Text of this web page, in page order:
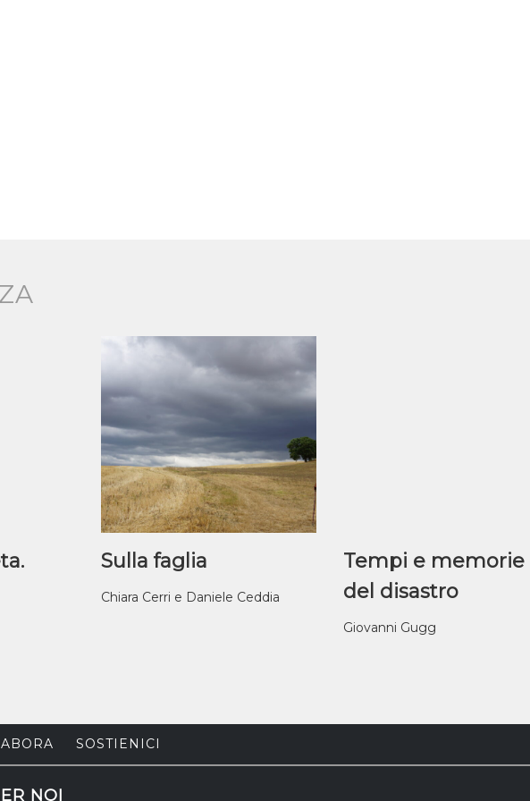
Sulla faglia
Chiara Cerri e Daniele Ceddia
Tempi e memorie
del disastro
Giovanni Gugg
SOSTIENICI
NOI